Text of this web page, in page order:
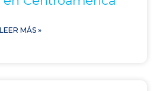
LEER MÁS »